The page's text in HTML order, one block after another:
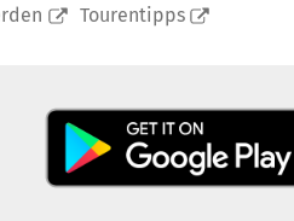
Tourentipps